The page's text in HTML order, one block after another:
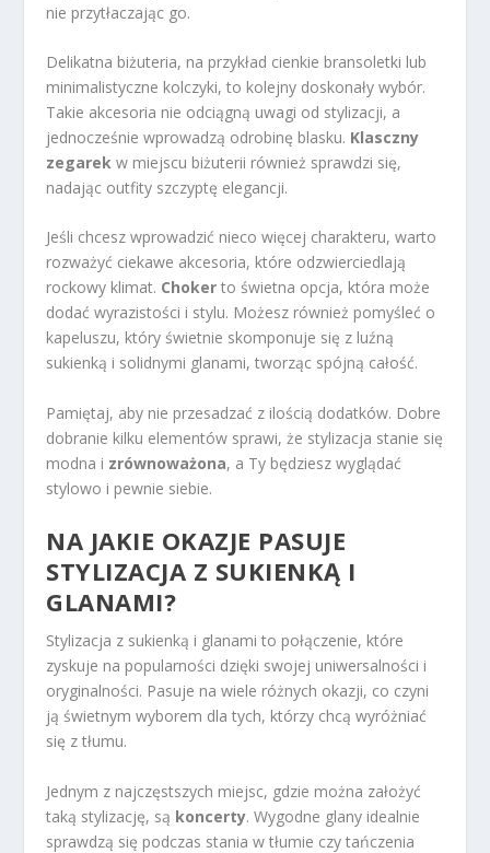
nie przytłaczając go.
Delikatna biżuteria, na przykład cienkie bransoletki lub
minimalistyczne kolczyki, to kolejny doskonały wybór.
Takie akcesoria nie odciągną uwagi od stylizacji, a
jednocześnie wprowadzą odrobinę blasku. Klasczny
zegarek w miejscu biżuterii również sprawdzi się,
nadając outfity szczyptę elegancji.
Jeśli chcesz wprowadzić nieco więcej charakteru, warto
rozważyć ciekawe akcesoria, które odzwierciedlają
rockowy klimat. Choker to świetna opcja, która może
dodać wyrazistości i stylu. Możesz również pomyśleć o
kapeluszu, który świetnie skomponuje się z luźną
sukienką i solidnymi glanami, tworząc spójną całość.
Pamiętaj, aby nie przesadzać z ilością dodatków. Dobre
dobranie kilku elementów sprawi, że stylizacja stanie się
modna i zrównoważona, a Ty będziesz wyglądać
stylowo i pewnie siebie.
NA JAKIE OKAZJE PASUJE
STYLIZACJA Z SUKIENKĄ I
GLANAMI?
Stylizacja z sukienką i glanami to połączenie, które
zyskuje na popularności dzięki swojej uniwersalności i
oryginalności. Pasuje na wiele różnych okazji, co czyni
ją świetnym wyborem dla tych, którzy chcą wyróżniać
się z tłumu.
Jednym z najczęstszych miejsc, gdzie można założyć
taką stylizację, są koncerty. Wygodne glany idealnie
sprawdzą się podczas stania w tłumie czy tańczenia